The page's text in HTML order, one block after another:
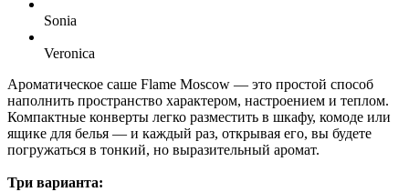
Sonia
Veronica
Ароматическое саше Flame Moscow — это простой способ
наполнить пространство характером, настроением и теплом.
Компактные конверты легко разместить в шкафу, комоде или
ящике для белья — и каждый раз, открывая его, вы будете
погружаться в тонкий, но выразительный аромат.
Три варианта: